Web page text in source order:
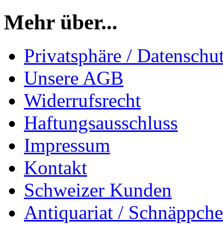
Mehr über...
Privatsphäre /
Unsere AGB
Widerrufsrecht
Haftungsausschluss
Impressum
Kontakt
Schweizer Kunden
Antiquariat /